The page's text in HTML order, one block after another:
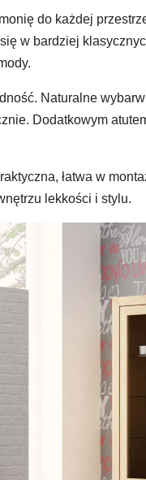
do każdej
w bardziej
Naturalne
Dodatkowym
łatwa w
lekkości i stylu.